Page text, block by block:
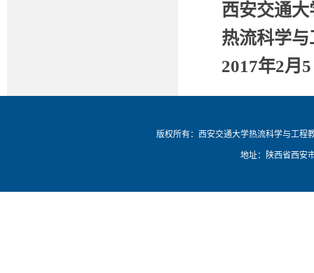
西安交通大
热流科学
2017年2月
版权所有：西安交通大学热流科学与工程
地址：陕西省西安